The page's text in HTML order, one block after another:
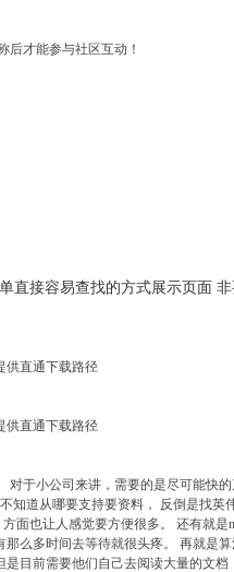
后才能参与社区互动！
接容易查找的方式展示页面
供直通下载路径
供直通下载路径
于小公司来讲，需要的是尽可能快
知道从哪要支持要资料， 反倒是找
面也让人感觉要方便很多。 还有就
么多时间去等待就很头疼。 再就是
目前需要他们自己去阅读大量的文